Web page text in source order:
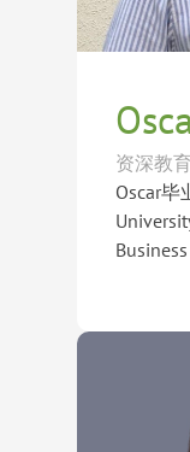
School
（
院（St.
鲁克学
布鲁克
威斯敏
School
Mount
（
学（Fay
（
特学校
国顶尖
资深教
Oscar毕
学硕士
学双学
术背景
对全球
学生成
其擅长
于通过
学生在
在申请